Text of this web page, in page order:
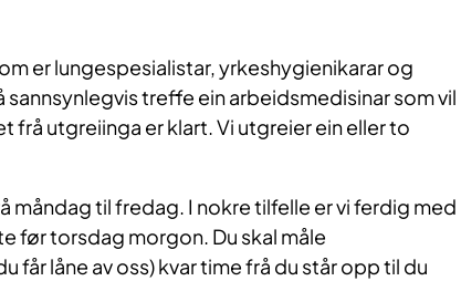
er lungespesialistar, yrkeshygienikarar og
treffe ein arbeidsmedisinar som vil
utgreiinga er klart. Vi utgreier ein eller to
måndag til fredag. I nokre tilfelle er vi ferdig med
før torsdag morgon. Du skal måle
får låne av oss) kvar time frå du står opp til du